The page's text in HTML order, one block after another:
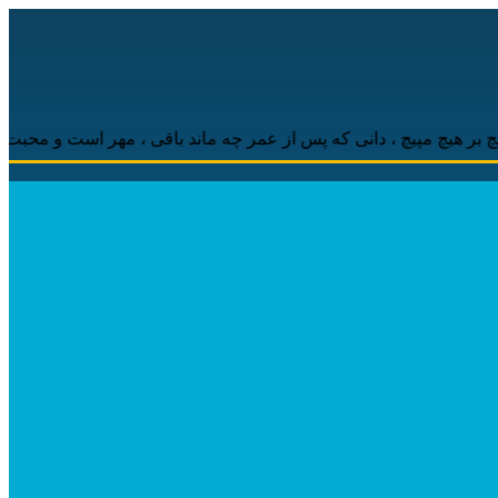
مپیچ ، دانی که پس از عمر چه ماند باقی ، مهر است و محبت است و